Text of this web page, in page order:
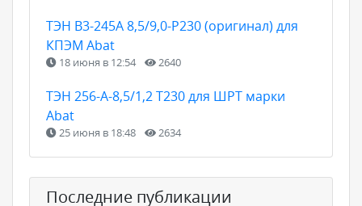
ТЭН B3-245A 8,5/9,0-P230 (оригинал) для
КПЭМ Abat
18 июня в 12:54 2640
ТЭН 256-А-8,5/1,2 Т230 для ШРТ марки
Abat
25 июня в 18:48 2634
Последние публикации